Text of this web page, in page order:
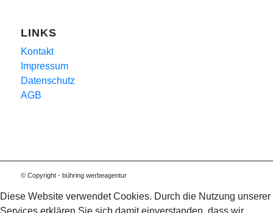
LINKS
Kontakt
Impressum
Datenschutz
AGB
© Copyright - bühring werbeagentur
Diese Website verwendet Cookies. Durch die Nutzung unserer